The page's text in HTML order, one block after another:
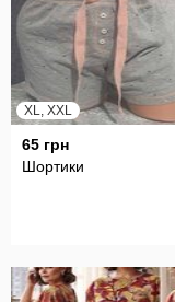
XL, XXL
65 грн
Шортики